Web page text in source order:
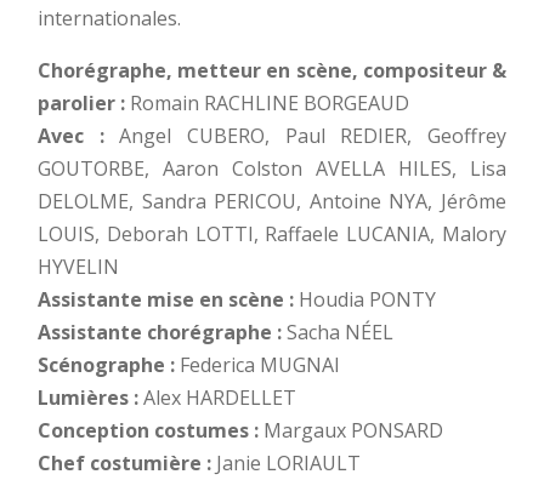
internationales.
Chorégraphe, metteur en scène, compositeur &
parolier : Romain RACHLINE BORGEAUD
Avec :Angel CUBERO, Paul REDIER, Geoffrey
GOUTORBE, Aaron Colston AVELLA HILES, Lisa
DELOLME, Sandra PERICOU, Antoine NYA, Jérôme
LOUIS, Deborah LOTTI, Raffaele LUCANIA, Malory
HYVELIN
Assistante mise en scène : Houdia PONTY
Assistante chorégraphe :Sacha NÉEL
Scénographe : Federica MUGNAI
Lumières :Alex HARDELLET
Conception costumes : Margaux PONSARD
Chef costumière : Janie LORIAULT